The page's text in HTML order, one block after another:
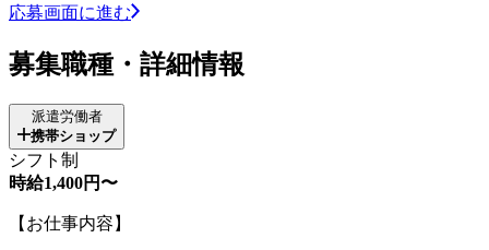
応募画面に進む
募集職種・詳細情報
派遣労働者
携帯ショップ
シフト制
時給1,400円〜
【お仕事内容】